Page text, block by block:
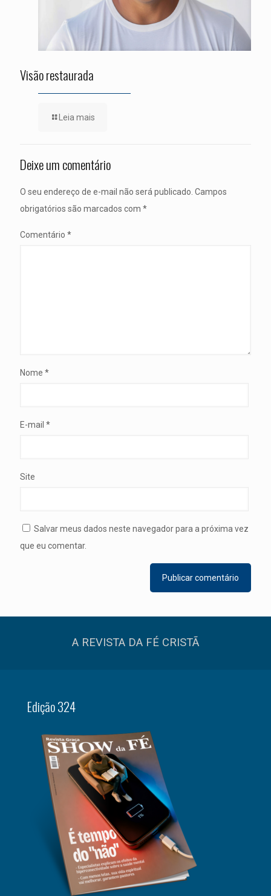
Visão restaurada
Leia mais
Deixe um comentário
O seu endereço de e-mail não será publicado. Campos
obrigatórios são marcados com *
Comentário *
Nome *
E-mail *
Site
Salvar meus dados neste navegador para a próxima vez
que eu comentar.
A REVISTA DA FÉ CRISTÃ
Edição 324